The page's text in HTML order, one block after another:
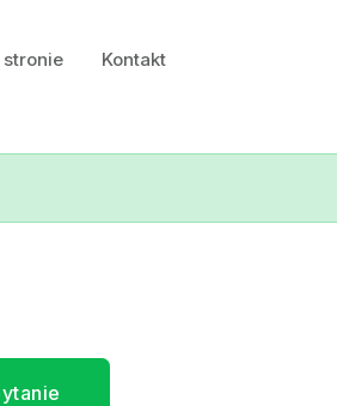
stronie Kontakt